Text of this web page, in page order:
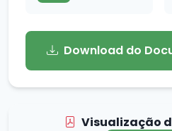
Download do
Visualização